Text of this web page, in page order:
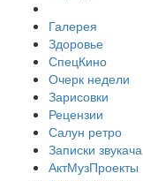
Галерея
Здоровье
СпецКино
Очерк недели
Зарисовки
Рецензии
Салун ретро
Записки звукача
АктМузПроекты